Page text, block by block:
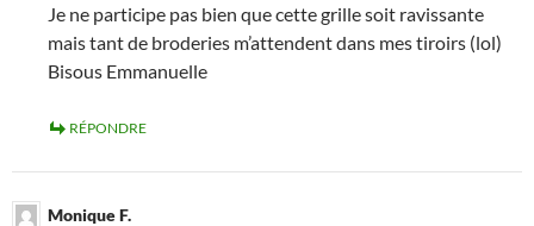
Je ne participe pas bien que cette grille soit ravissante
mais tant de broderies m’attendent dans mes tiroirs (lol)
Bisous Emmanuelle
RÉPONDRE
Monique F.